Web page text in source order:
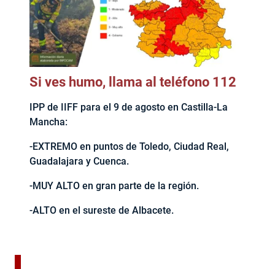
Si ves humo, llama al teléfono 112
IPP de IIFF para el 9 de agosto en Castilla-La
Mancha:
-EXTREMO en puntos de Toledo, Ciudad Real,
Guadalajara y Cuenca.
-MUY ALTO en gran parte de la región.
-ALTO en el sureste de Albacete.